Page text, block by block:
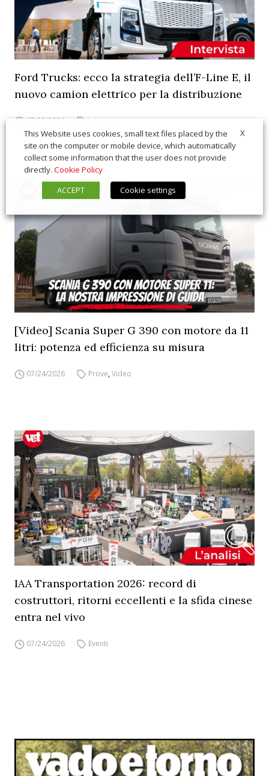
Ford Trucks: ecco la strategia dell’F-Line E, il
nuovo camion elettrico per la distribuzione
07/22/2026 Interviste
[Video] Scania Super G 390 con motore da 11
litri: potenza ed efficienza su misura
07/24/2026 Prove,Video
IAA Transportation 2026: record di
costruttori, ritorni eccellenti e la sfida cinese
entra nel vivo
07/24/2026 Eventi
X
This Website uses cookies, small text files placed by the
site on the computer or mobile device, which automatically
collect some information that the user does not provide
directly. Cookie Policy
ACCEPT
Cookie settings